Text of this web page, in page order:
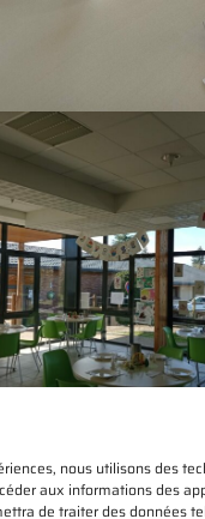
nous utilisons des
aux informations des
de traiter des données